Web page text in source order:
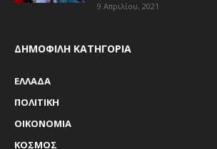
9 Απριλίου, 2021
ΔΗΜΟΦΙΛΗ ΚΑΤΗΓΟΡΙΑ
ΕΛΛΑΔΑ
ΠΟΛΙΤΙΚΗ
ΟΙΚΟΝΟΜΙΑ
ΚΟΣΜΟΣ